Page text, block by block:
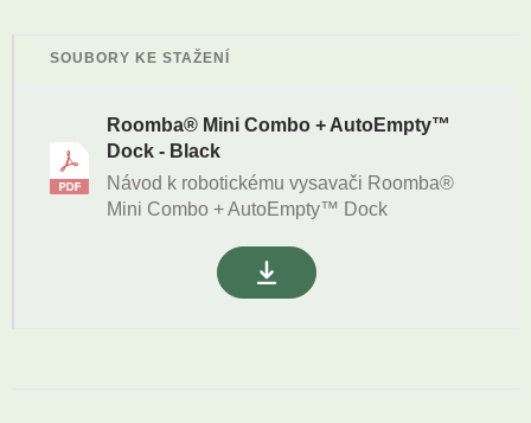
SOUBORY KE STAŽENÍ
Roomba® Mini Combo + AutoEmpty™
Dock - Black
Návod k robotickému vysavači Roomba®
Mini Combo + AutoEmpty™ Dock